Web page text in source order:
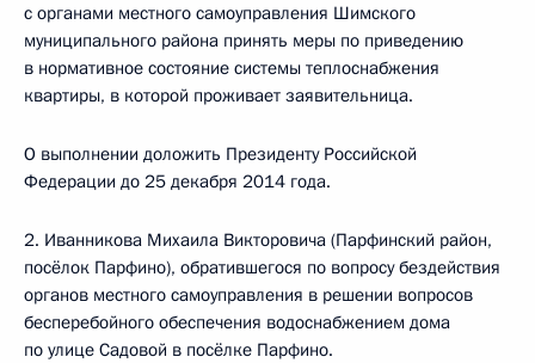
с органами местного самоуправления Шимского
муниципального района принять меры по приведению
в нормативное состояние системы теплоснабжения
квартиры, в которой проживает заявительница.
О выполнении доложить Президенту Российской
Федерации до 25 декабря 2014 года.
2. Иванникова Михаила Викторовича (Парфинский район,
посёлок Парфино), обратившегося по вопросу бездействия
органов местного самоуправления в решении вопросов
бесперебойного обеспечения водоснабжением дома
по улице Садовой в посёлке Парфино.